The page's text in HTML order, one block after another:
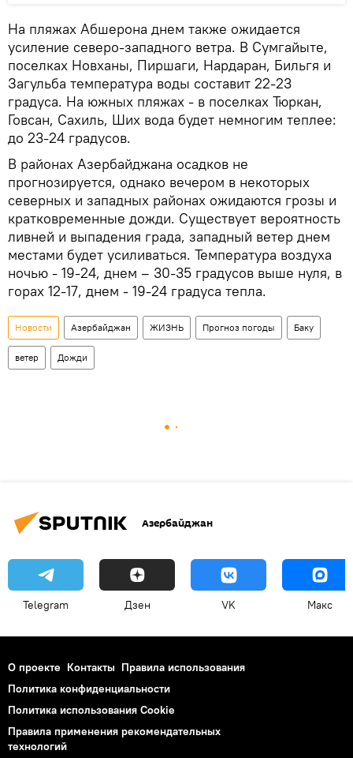
На пляжах Абшерона днем также ожидается
усиление северо-западного ветра. В Сумгайыте,
поселках Новханы, Пиршаги, Нардаран, Бильгя и
Загульба температура воды составит 22-23
градуса. На южных пляжах - в поселках Тюркан,
Говсан, Сахиль, Ших вода будет немногим теплее:
до 23-24 градусов.
В районах Азербайджана осадков не
прогнозируется, однако вечером в некоторых
северных и западных районах ожидаются грозы и
кратковременные дожди. Существует вероятность
ливней и выпадения града, западный ветер днем
местами будет усиливаться. Температура воздуха
ночью - 19-24, днем – 30-35 градусов выше нуля, в
горах 12-17, днем - 19-24 градуса тепла.
Новости Азербайджан ЖИЗНЬ Прогноз погоды Баку
ветер Дожди
Азербайджан
Telegram Дзен VK Макс
О проекте Контакты Правила использования
Политика конфиденциальности
Политика использования Cookie
Правила применения рекомендательных
технологий